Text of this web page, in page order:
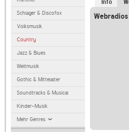
Schlager & Discofox
Volksmusik
Country
Jazz & Blues
Weltmusik
Gothic & Mittelalter
Soundtracks & Musical
Kinder-Musik
Mehr Genres
Info